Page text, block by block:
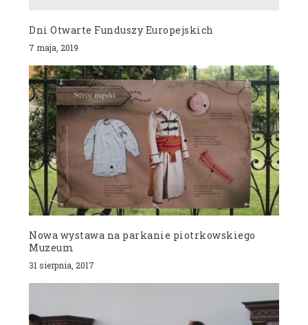
Dni Otwarte Funduszy Europejskich
7 maja, 2019
Nowa wystawa na parkanie piotrkowskiego
Muzeum
31 sierpnia, 2017